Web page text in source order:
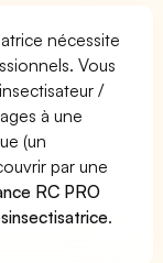
nécessite
Vous
/
à une
(un
par une
RC PRO
.